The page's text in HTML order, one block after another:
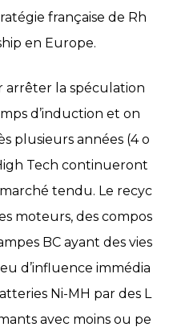
française de Rh
en Europe.
arrêter la spéculation
d’induction et on
plusieurs années (4 o
Tech continueront
tendu. Le recyc
moteurs, des compos
BC ayant des vies
d’influence immédia
Ni-MH par des L
avec moins ou pe